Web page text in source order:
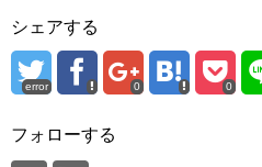
シェアする
error 0 0
フォローする